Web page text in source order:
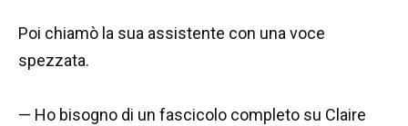
Poi chiamò la sua assistente con una voce
spezzata.
— Ho bisogno di un fascicolo completo su Claire